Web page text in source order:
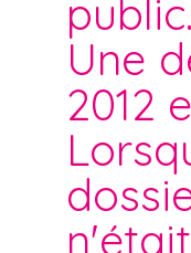
public.
Une
2012